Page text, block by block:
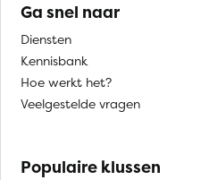
Ga snel naar
Diensten
Kennisbank
Hoe werkt het?
Veelgestelde vragen
Populaire klussen